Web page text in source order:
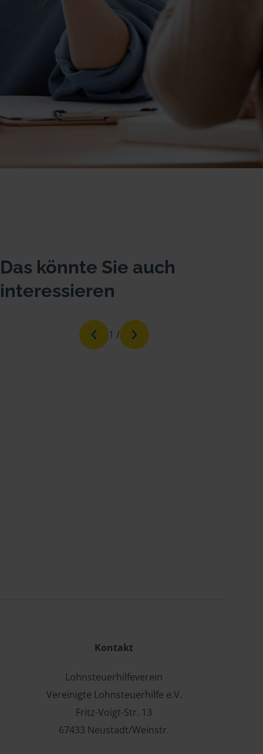
Das könnte Sie auch
interessieren
1 /
Kontakt
Lohnsteuerhilfeverein
Vereinigte Lohnsteuerhilfe e.V.
Fritz-Voigt-Str. 13
67433 Neustadt/Weinstr.